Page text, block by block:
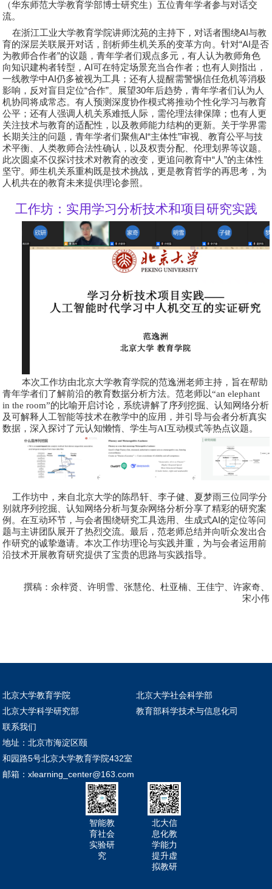
（华东师范大学教育学部博士研究生）五位青年学者参与对话交
流。
在浙江工业大学教育学院讲师沈苑的主持下，对话者围绕AI与教
育的深层关联展开对话，剖析师生机关系的变革方向。针对“AI是否
为教师合作者”的议题，青年学者们观点多元，有人认为教师角色
向知识建构者转型，AI可在特定场景充当合作者；也有人则指出，
一线教学中AI仍多被视为工具；还有人提醒需警惕信任危机等消极
影响，反对盲目定位“合作”。展望30年后趋势，青年学者们认为人
机协同将成常态。有人预测深度协作模式将推动个性化学习与教育
公平；还有人强调人机关系难抵人际，需伦理法律保障；也有人更
关注技术与教育的适配性，以及教师能力结构的更新。关于学界需
长期关注的问题，青年学者们聚焦AI“主体性”审视、教育公平与技
术平衡、人类教师合法性确认，以及权责分配、伦理划界等议题。
此次圆桌不仅探讨技术对教育的改变，更追问教育中“人”的主体性
坚守。师生机关系重构既是技术挑战，更是教育哲学的再思考，为
人机共在的教育未来提供理论参照。
工作坊：实用学习分析技术和项目研究实践
本次工作坊由北京大学教育学院的范逸洲老师主持，旨在帮助
青年学者们了解前沿的教育数据分析方法。范老师以“an elephant
in the room”的比喻开启讨论，系统讲解了序列挖掘、认知网络分析
及可解释人工智能等技术在教学中的应用，并引导与会者分析真实
数据，深入探讨了元认知懒惰、学生与AI互动模式等热点议题。
工作坊中，来自北京大学的陈昂轩 、李子健 夏梦雨三位同学分
别就序列挖掘、认知网络分析与复杂网络分析分享了精彩的研究案
例。在互动环节，与会者围绕研究工具选用、生成式AI的定位等问
题与主讲团队展开了热烈交流。最后，范老师总结并向听众发出合
作研究的诚挚邀请。本次工作坊理论与实践并重，为与会者运用前
沿技术开展教育研究提供了宝贵的思路与实践指导。
撰稿：余梓贤、许明雪、张慧伦、杜亚楠、王佳宁、许家奇、
宋小伟
北京大学教育学院
北京大学社会科学部
北京大学科学研究部
教育部科学技术与信息化司
联系我们
地址：北京市海淀区颐
和园路5号北京大学教育学院432室
邮箱：xlearning_center@163.com
智能教
育社会
实验研
究
北大信
息化教
学能力
提升虚
拟教研